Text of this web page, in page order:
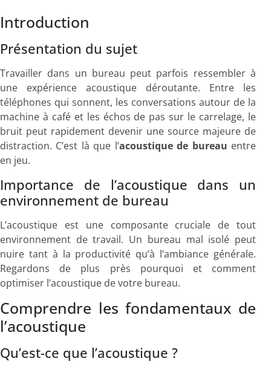
Introduction
Présentation du sujet
Travailler dans un bureau peut parfois ressembler à
une expérience acoustique déroutante. Entre les
téléphones qui sonnent, les conversations autour de la
machine à café et les échos de pas sur le carrelage, le
bruit peut rapidement devenir une source majeure de
distraction. C’est là que l’acoustique de bureau entre
en jeu.
Importance de l’acoustique dans un
environnement de bureau
L’acoustique est une composante cruciale de tout
environnement de travail. Un bureau mal isolé peut
nuire tant à la productivité qu’à l’ambiance générale.
Regardons de plus près pourquoi et comment
optimiser l’acoustique de votre bureau.
Comprendre les fondamentaux de
l’acoustique
Qu’est-ce que l’acoustique ?